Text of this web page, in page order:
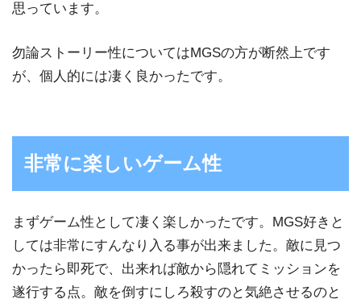
思っています。
勿論ストーリー性についてはMGSの方が断然上です
が、個人的には凄く良かったです。
非常に楽しいゲーム性
まずゲーム性として凄く楽しかったです。MGS好きと
しては非常にすんなり入る事が出来ました。敵に見つ
かったら即死で、出来れば敵から隠れてミッションを
遂行する点。敵を倒すにしろ殺すのと気絶させるのと